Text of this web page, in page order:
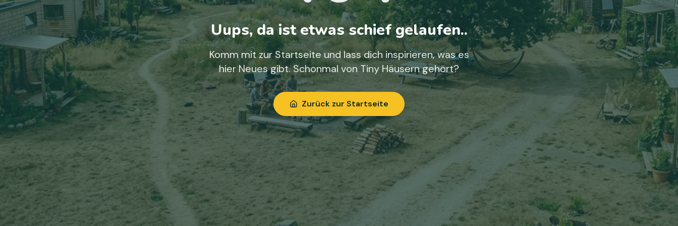
Uups, da ist etwas schief gelaufen..
Komm mit zur Startseite und lass dich inspirieren, was es
hier Neues gibt. Schonmal von Tiny Häusern gehört?
Zurück zur Startseite